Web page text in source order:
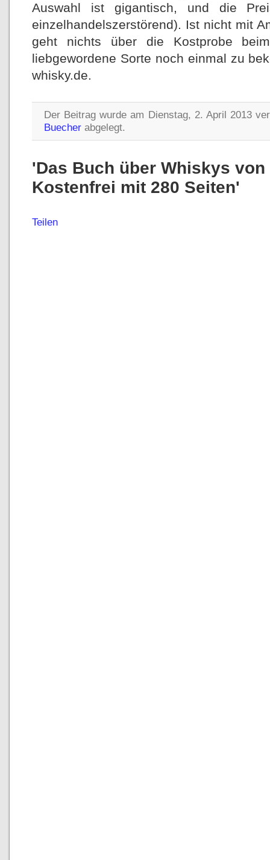
Auswahl ist gigantisch, und die
einzelhandelszerstörend). Ist nicht mit
geht nichts über die Kostprobe
liebgewordene Sorte noch einmal zu
whisky.de.
Der Beitrag wurde am Dienstag, 2. April 2013
Buecher abgelegt.
'Das Buch über Whiskys
Kostenfrei mit 280 Seiten'
Teilen